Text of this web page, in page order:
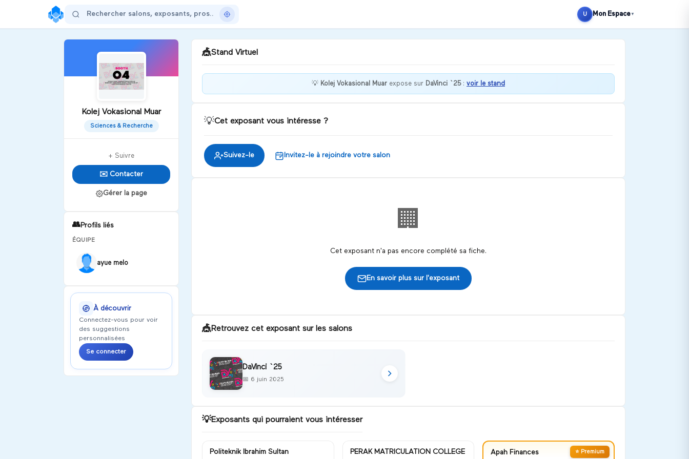
U Mon Espace ▼
Kolej Vokasional Muar
Sciences & Recherche
+ Suivre
✉️ Contacter
Gérer la page
👥Profils liés
ÉQUIPE
ayue melo
À découvrir
Connectez-vous pour voir
des suggestions
personnalisées
Se connecter
🎪Stand Virtuel
💡 Kolej Vokasional Muar expose sur DaVinci `25: voir le stand
💡Cet exposant vous intéresse ?
Suivez-le Invitez-le à rejoindre votre salon
🏢
Cet exposant n'a pas encore complété sa fiche.
En savoir plus sur l'exposant
🎪Retrouvez cet exposant sur les salons
DaVinci `25
📅 6 juin 2025
💡Exposants qui pourraient vous intéresser
Politeknik Ibrahim Sultan PERAK MATRICULATION COLLEGE ⭐ Premium
Apah Finances